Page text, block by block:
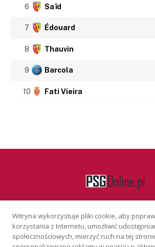
6 Saïd
7 Édouard
8 Thauvin
9 Barcola
10 Fati Vieira
Facebook
Witryna wykorzystuje pliki cookie, aby
korzystania z Internetu, umożliwić
społecznościowych, mierzyć ruch na tej